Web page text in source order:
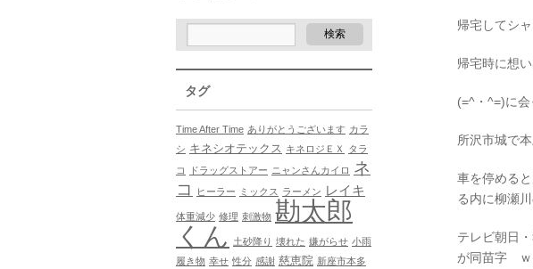
帰宅してシ
帰宅時に想
(=^・^=)に会
所沢市城で
車を停める
る内に柳瀬
テレビ朝日
が同苗字 ｗ
タグ
Time After Time ありがとうございます カラ
シ キネシオテックス キネロジＥＸ
タラ
コ
ドラッグストアー ニャンさんカイロ ネ
コ
ヒーラー ミックス ラーメン レイキ
体重減少 修理 刺激物 勘太郎
くん
土砂降り 壊れた 嫌がらせ 小雨
履き物 幸せ 性分 感謝 慈恵院 新座市本多